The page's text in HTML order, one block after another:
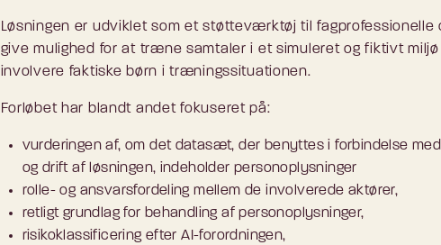
Løsningen er udviklet som et støtteværktøj til fagprofessionelle
give mulighed for at træne samtaler i et simuleret og fiktivt
involvere faktiske børn i træningssituationen.
Forløbet har blandt andet fokuseret på:
vurderingen af, om det datasæt, der benyttes i forbindelse
og drift af løsningen, indeholder personoplysninger
rolle- og ansvarsfordeling mellem de involverede aktører,
retligt grundlag for behandling af personoplysninger,
risikoklassificering efter AI-forordningen,